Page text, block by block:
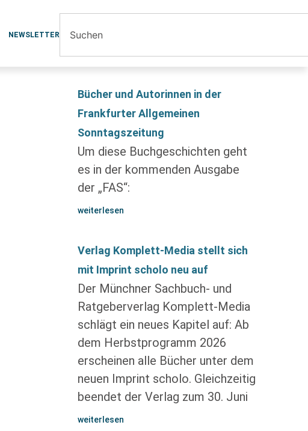
NEWSLETTER
Bücher und Autorinnen in der
Frankfurter Allgemeinen
Sonntagszeitung
Um diese Buchgeschichten geht
es in der kommenden Ausgabe
der „FAS“:
weiterlesen
Verlag Komplett-Media stellt sich
mit Imprint scholo neu auf
Der Münchner Sachbuch- und
Ratgeberverlag Komplett-Media
schlägt ein neues Kapitel auf: Ab
dem Herbstprogramm 2026
erscheinen alle Bücher unter dem
neuen Imprint scholo. Gleichzeitig
beendet der Verlag zum 30. Juni
weiterlesen